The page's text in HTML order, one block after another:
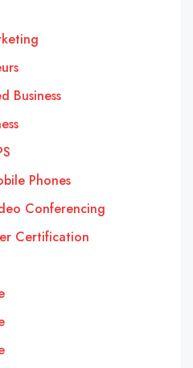
Business
Phones
Conferencing
Certification